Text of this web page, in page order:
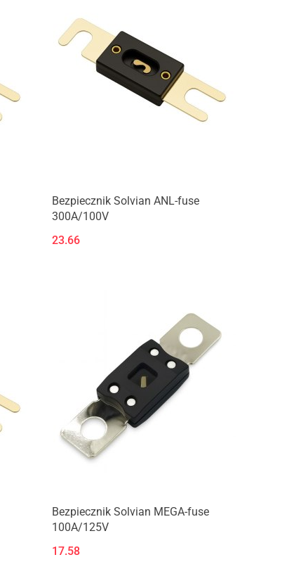
Produkt niedostępny
Bezpiecznik Solvian ANL-fuse
300A/100V
23.66
Produkt niedostępny
Bezpiecznik Solvian MEGA-fuse
100A/125V
17.58